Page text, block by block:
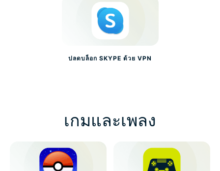
ปลดบล็อก SKYPE ด้วย VPN
เกมและเพลง